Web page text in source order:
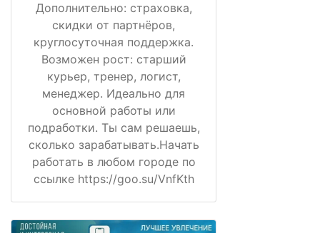
Дополнительно: страховка,
скидки от партнёров,
круглосуточная поддержка.
Возможен рост: старший
курьер, тренер, логист,
менеджер. Идеально для
основной работы или
подработки. Ты сам решаешь,
сколько зарабатывать.Начать
работать в любом городе по
ссылке https://goo.su/VnfKth